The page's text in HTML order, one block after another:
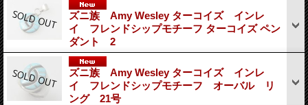
ズニ族 Amy Wesley ターコイズ インレ
イ フレンドシップモチーフ ターコイズ ペン
ダント 2
ズニ族 Amy Wesley ターコイズ インレ
イ フレンドシップモチーフ オーバル リ
ング 21号